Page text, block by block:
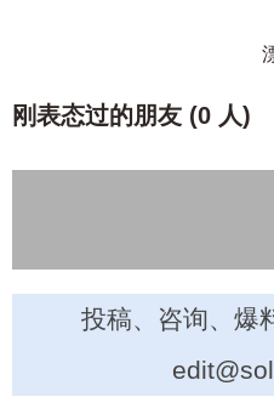
刚表态过的朋友 (0 人)
投稿、咨询、